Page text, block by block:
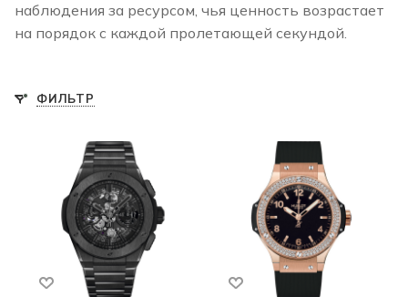
наблюдения за ресурсом, чья ценность возрастает
на порядок с каждой пролетающей секундой.
ФИЛЬТР